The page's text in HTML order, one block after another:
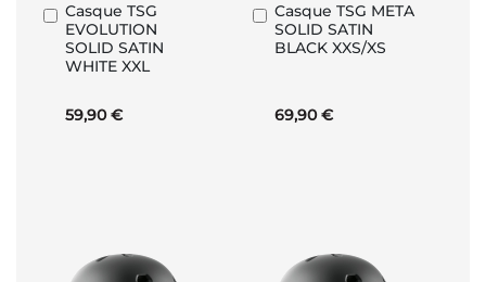
Casque TSG
EVOLUTION
SOLID SATIN
WHITE XXL
59,90 €
Ajouter
au
panier
Casque TSG META
SOLID SATIN
BLACK XXS/XS
69,90 €
Ajouter
au
panier